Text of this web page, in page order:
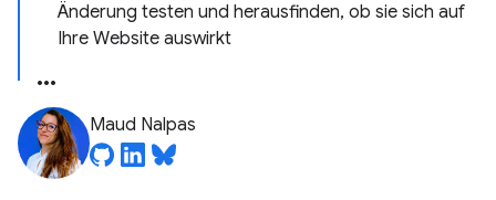
Änderung testen und herausfinden, ob sie sich auf
Ihre Website auswirkt
Maud Nalpas